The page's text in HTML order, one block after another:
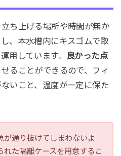
ち上げる場所や時間が無か
、本水槽内にキスゴムで取
用しています。
良かった点
ることができるので、フィ
いこと、温度が一定に保た
が通り抜けてしまわないよ
れた隔離ケースを用意するこ